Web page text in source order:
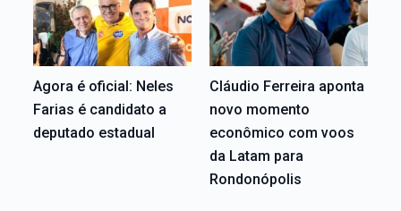
Agora é oficial: Neles
Farias é candidato a
deputado estadual
Cláudio Ferreira aponta
novo momento
econômico com voos
da Latam para
Rondonópolis